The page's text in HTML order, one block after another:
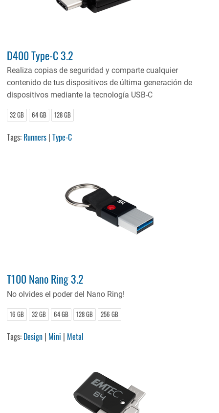
D400 Type-C 3.2
Realiza copias de seguridad y comparte cualquier
contenido de tus dispositivos de última generación de
dispositivos mediante la tecnología USB-C
32 GB 64 GB 128 GB
Tags: Runners |Type-C
T100 Nano Ring 3.2
No olvides el poder del Nano Ring!
16 GB 32 GB 64 GB 128 GB 256 GB
Tags: Design | Mini | Metal